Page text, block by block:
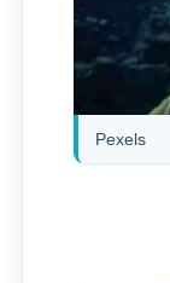
Pexels